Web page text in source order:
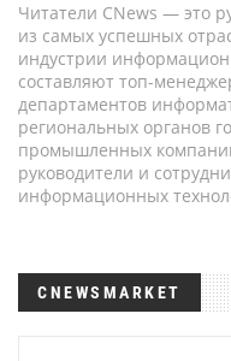
Читатели CNews — это
из самых успешных
индустрии
составляют топ-
департаментов
региональных органов
промышленных
руководители и
информационных
CNEWSMARKET